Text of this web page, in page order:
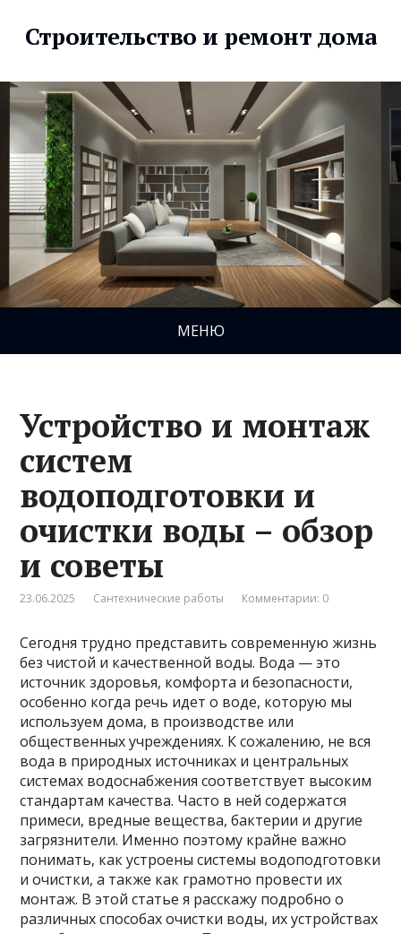
Строительство и ремонт дома
МЕНЮ
Устройство и монтаж
систем
водоподготовки и
очистки воды – обзор
и советы
23.06.2025 Сантехнические работы Комментарии: 0
Сегодня трудно представить современную жизнь
без чистой и качественной воды. Вода — это
источник здоровья, комфорта и безопасности,
особенно когда речь идет о воде, которую мы
используем дома, в производстве или
общественных учреждениях. К сожалению, не вся
вода в природных источниках и центральных
системах водоснабжения соответствует высоким
стандартам качества. Часто в ней содержатся
примеси, вредные вещества, бактерии и другие
загрязнители. Именно поэтому крайне важно
понимать, как устроены системы водоподготовки
и очистки, а также как грамотно провести их
монтаж. В этой статье я расскажу подробно о
различных способах очистки воды, их устройствах